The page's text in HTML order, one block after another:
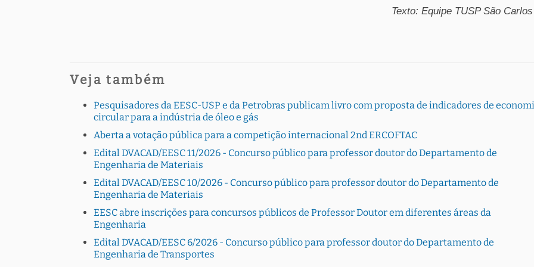
Texto: Equipe TUSP São Carlos
Veja também
Pesquisadores da EESC-USP e da Petrobras publicam livro com proposta de indicadores de
circular para a indústria de óleo e gás
Aberta a votação pública para a competição internacional 2nd ERCOFTAC
Edital DVACAD/EESC 11/2026 - Concurso público para professor doutor do Departamento de
Engenharia de Materiais
Edital DVACAD/EESC 10/2026 - Concurso público para professor doutor do Departamento de
Engenharia de Materiais
EESC abre inscrições para concursos públicos de Professor Doutor em diferentes áreas da
Engenharia
Edital DVACAD/EESC 6/2026 - Concurso público para professor doutor do Departamento de
Engenharia de Transportes